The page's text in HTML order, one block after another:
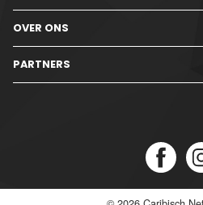
OVER ONS
PARTNERS